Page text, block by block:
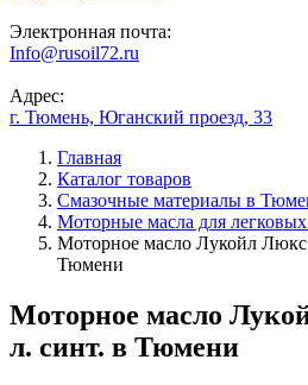
Электронная почта:
Info@rusoil72.ru
Адрес:
г. Тюмень, Юганский проезд, 33
Главная
Каталог товаров
Смазочные материалы в
Моторные масла для
Моторное масло Лукойл Люкс
Тюмени
Моторное масло
л. синт. в Тюмени